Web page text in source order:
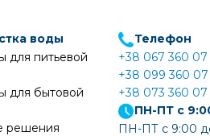
воды
для питьевой
для бытовой
решения
Телефон
+38 067 360
+38 099 360
+38 073 360
ПН-ПТ с
ПН-ПТ с 9:00